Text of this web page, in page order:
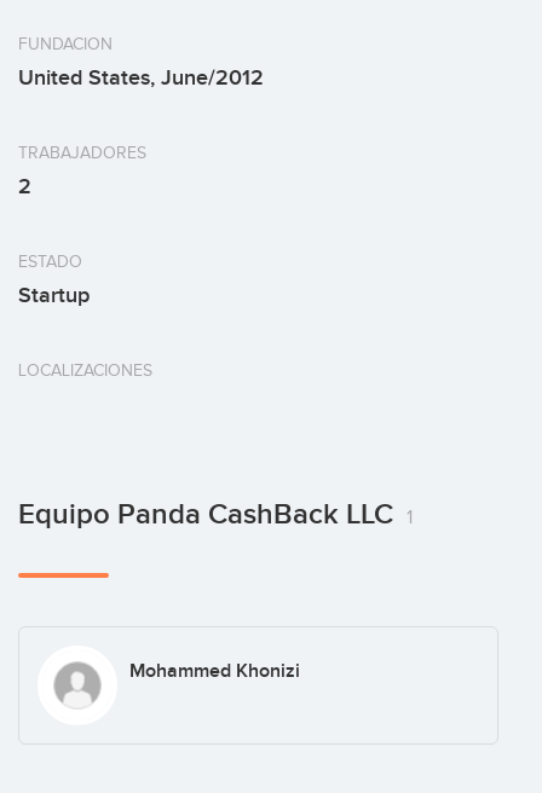
FUNDACION
United States, June/2012
TRABAJADORES
2
ESTADO
Startup
LOCALIZACIONES
Equipo Panda CashBack LLC 1
Mohammed Khonizi